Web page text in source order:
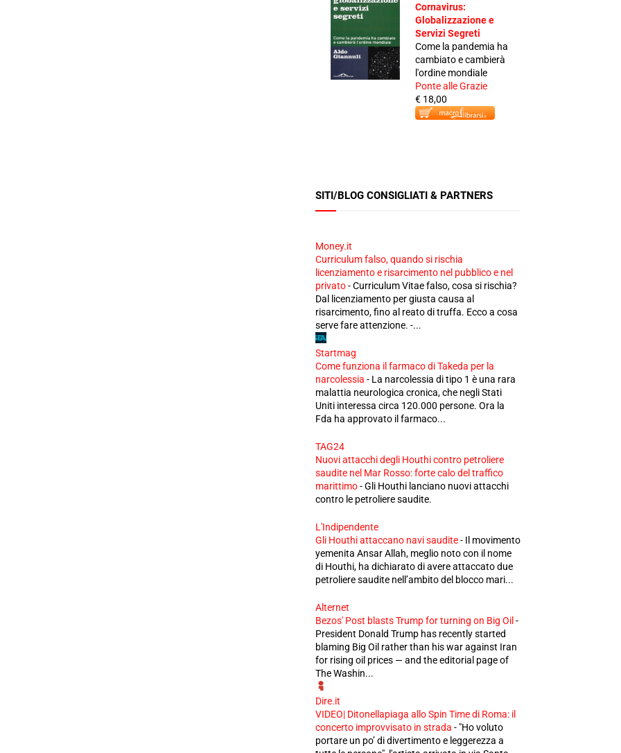
Cornavirus:
Globalizzazione e
Servizi Segreti
Come la pandemia ha
cambiato e cambierà
l'ordine mondiale
Ponte alle Grazie
€ 18,00
SITI/BLOG CONSIGLIATI & PARTNERS
Money.it
Curriculum falso, quando si rischia
licenziamento e risarcimento nel pubblico e nel
privato-Curriculum Vitae falso, cosa si rischia?
Dal licenziamento per giusta causa al
risarcimento, fino al reato di truffa. Ecco a cosa
serve fare attenzione. -...
Startmag
Come funziona il farmaco di Takeda per la
narcolessia - La narcolessia di tipo 1 è una rara
malattia neurologica cronica, che negli Stati
Uniti interessa circa 120.000 persone. Ora la
Fda ha approvato il farmaco...
TAG24
Nuovi attacchi degli Houthi contro petroliere
saudite nel Mar Rosso: forte calo del traffico
marittimo-Gli Houthi lanciano nuovi attacchi
contro le petroliere saudite.
L'Indipendente
Gli Houthi attaccano navi saudite- Il movimento
yemenita Ansar Allah, meglio noto con il nome
di Houthi, ha dichiarato di avere attaccato due
petroliere saudite nell’ambito del blocco mari...
Alternet
Bezos' Post blasts Trump for turning on Big Oil -
President Donald Trump has recently started
blaming Big Oil rather than his war against Iran
for rising oil prices — and the editorial page of
The Washin...
Dire.it
VIDEO| Ditonellapiaga allo Spin Time di Roma: il
concerto improvvisato in strada - "Ho voluto
portare un po’ di divertimento e leggerezza a